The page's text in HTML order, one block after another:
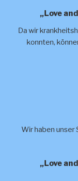
„Love
Da wir
konnten,
Wir haben unser
„Love